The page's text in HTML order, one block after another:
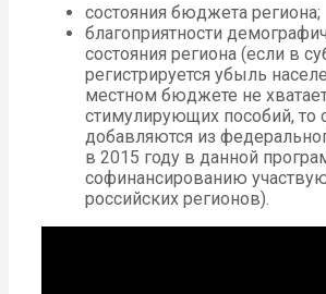
состояния бюджета региона;
благоприятности
состояния региона (если в
регистрируется убыль
местном бюджете не
стимулирующих пособий, то
добавляются из
в 2015 году в данной
софинансированию
российских регионов).